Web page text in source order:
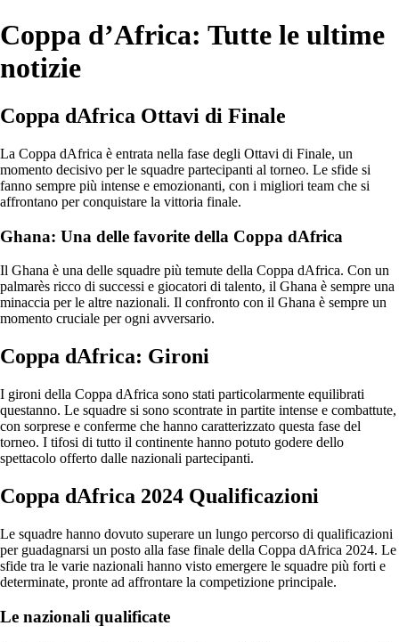
Coppa d’Africa: Tutte le ultime
notizie
Coppa dAfrica Ottavi di Finale
La Coppa dAfrica è entrata nella fase degli Ottavi di Finale, un
momento decisivo per le squadre partecipanti al torneo. Le sfide si
fanno sempre più intense e emozionanti, con i migliori team che si
affrontano per conquistare la vittoria finale.
Ghana: Una delle favorite della Coppa dAfrica
Il Ghana è una delle squadre più temute della Coppa dAfrica. Con un
palmarès ricco di successi e giocatori di talento, il Ghana è sempre una
minaccia per le altre nazionali. Il confronto con il Ghana è sempre un
momento cruciale per ogni avversario.
Coppa dAfrica: Gironi
I gironi della Coppa dAfrica sono stati particolarmente equilibrati
questanno. Le squadre si sono scontrate in partite intense e combattute,
con sorprese e conferme che hanno caratterizzato questa fase del
torneo. I tifosi di tutto il continente hanno potuto godere dello
spettacolo offerto dalle nazionali partecipanti.
Coppa dAfrica 2024 Qualificazioni
Le squadre hanno dovuto superare un lungo percorso di qualificazioni
per guadagnarsi un posto alla fase finale della Coppa dAfrica 2024. Le
sfide tra le varie nazionali hanno visto emergere le squadre più forti e
determinate, pronte ad affrontare la competizione principale.
Le nazionali qualificate